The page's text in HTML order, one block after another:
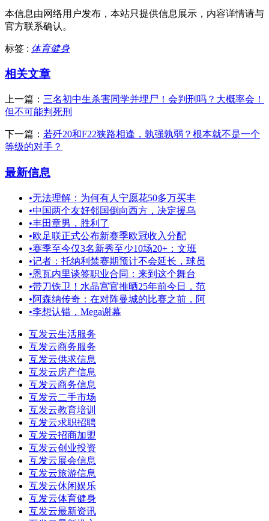
本信息由网络用户发布， 本站只提供信息展示，内容详情请与
官方联系确认。
标签 : 体育健身
相关文章
上一篇： 三名初中生杀害同学并埋尸！会判刑吗？大概率会！
但不可能判死刑
下一篇： 若歼20和F22狭路相逢，孰强孰弱？根本就不是一个
等级的对手？
最新信息
•无法理解：为何有人宁愿花50多万买丰
•中国两个友好邻国倒向西方，决定援乌
•丰田章男，胜利了
•欧足联正式公布新赛季欧冠收入分配
•赛季至今仅3名新秀至少10场20+：文班
•记者：托纳利禁赛期预计不会延长，球员
•恩瓦内里谈签职业合同：来到这个舞台
•带刀铁卫！水晶宫官推晒25年前今日，范
•阿森纳传奇：在对阵曼城的比赛之前，阿
•李想认错，Mega谢幕
互发云生活服务
互发云商务服务
互发云供求信息
互发云房产信息
互发云商务信息
互发云二手市场
互发云教育培训
互发云求职招聘
互发云招商加盟
互发云创业投资
互发云展会信息
互发云旅游信息
互发云休闲娱乐
互发云体育健身
互发云最新资讯